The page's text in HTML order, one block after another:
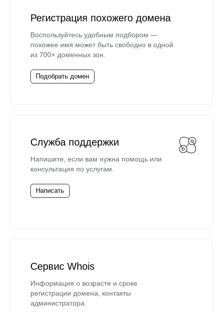
Регистрация похожего домена
Воспользуйтесь удобным подбором —
похожее имя может быть свободно в одной
из 700+ доменных зон.
Подобрать домен
Служба поддержки
Напишите, если вам нужна помощь или
консультация по услугам.
Написать
Сервис Whois
Информация о возрасте и сроке
регистрации домена, контакты
администратора.